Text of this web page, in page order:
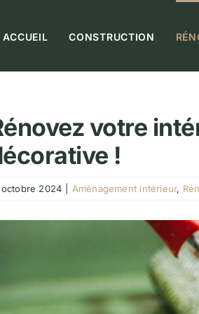
ACCUEIL CONSTRUCTION
votre
!
octobre 2024 Aménagement intérieur,